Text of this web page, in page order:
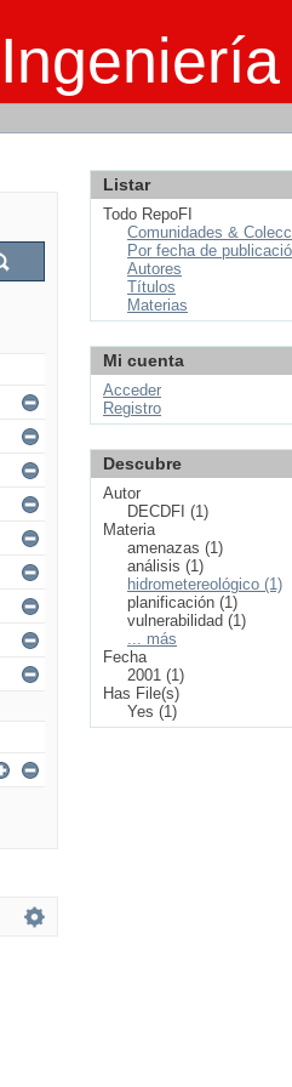
Listar
Todo RepoFI
Comunidades &
Por fecha de
Autores
Títulos
Materias
Mi cuenta
Acceder
Registro
Descubre
Autor
DECDFI (1)
Materia
amenazas (1)
análisis (1)
hidrometereológico (1)
planificación (1)
vulnerabilidad (1)
... más
Fecha
2001 (1)
Has File(s)
Yes (1)